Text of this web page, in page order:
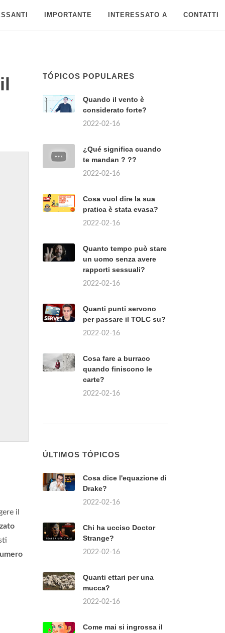
IMPORTANTE INTERESSATO A CONTATTI
il
TÓPICOS POPULARES
Quando il vento è
considerato forte?
2022-02-16
¿Qué significa cuando
te mandan ? ??
2022-02-16
Cosa vuol dire la sua
pratica è stata evasa?
2022-02-16
Quanto tempo può stare
un uomo senza avere
rapporti sessuali?
2022-02-16
Quanti punti servono
per passare il TOLC su?
2022-02-16
Cosa fare a burraco
quando finiscono le
carte?
2022-02-16
ÚLTIMOS TÓPICOS
Cosa dice l'equazione di
Drake?
2022-02-16
Chi ha ucciso Doctor
Strange?
2022-02-16
Quanti ettari per una
mucca?
2022-02-16
Come mai si ingrossa il